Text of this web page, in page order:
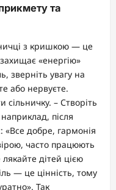
та
з кришкою — це
«енергію»
зверніть увагу на
або нервуєте.
сільничку. – Створіть
після
«Все добре, гармонія
часто працюють
дітей цією
— це цінність, тому
Так